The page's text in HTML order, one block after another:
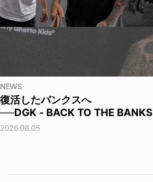
NEWS
復活したバンクスへ
──DGK - BACK TO THE BANKS
2026.08.05